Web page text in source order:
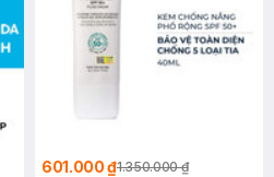
601.000 ₫1.350.000 ₫